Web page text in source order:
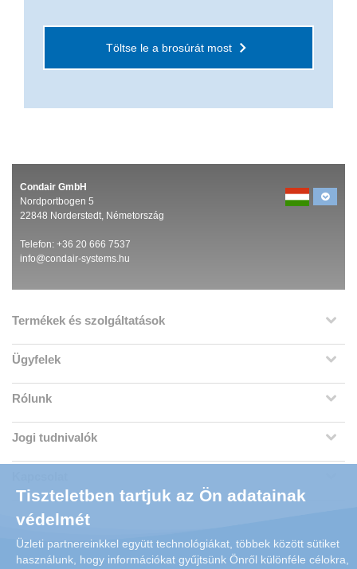
Töltse le a brosúrát most
Condair GmbH
Nordportbogen 5
22848 Norderstedt, Németország
Telefon: +36 20 666 7537
info@condair-systems.hu
Termékek és szolgáltatások
Ügyfelek
Rólunk
Jogi tudnivalók
Tiszteletben tartjuk az Ön adatainak
védelmét
Üzleti partnereinkkel együtt technológiákat, többek között sütiket
használunk, hogy információkat gyűjtsünk Önről különféle célokra,